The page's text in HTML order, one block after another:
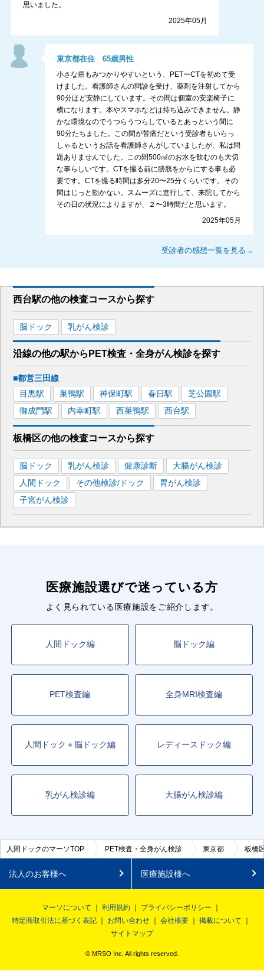
思いました。
2025年05月
東京都在住65歳男性
小さな癌もみつかりやすいという、PETーCTを初めて受
けました。看護師さんの問診を受け、薬剤を注射してから
90分ほど安静にしています。その間は個室の安楽椅子に
横になります。本やスマホなどは持ち込みできません。静
かな環境なのでうつらうつらしているとあっという間に
90分たちました。この間が苦痛だという受診者もいらっ
しゃるというお話を看護師さんがしていましたが、私は問
題ありませんでした。この間500㎖のお水を飲むのも大切
な事らしいです。CTを撮る前に膀胱をからにする事も必
要です。CTを撮る時間は多分20〜25分くらいです。その
間はじっと動かない。スムーズに進行して、来院してから
その日の状況によりますが、２〜3時間だと思います。
2025年05月
受診者の感想一覧を見る→
西台駅の他の検査コースから探す
脳ドック 乳がん検診
沿線の他の駅から PET検査・全身がん検診を探す
■都営三田線
目黒駅 巣鴨駅 神保町駅 春日駅 芝公園駅
御成門駅 内幸町駅 西巣鴨駅 西台駅
板橋区の他の検査コースから探す
脳ドック 乳がん検診 健康診断
大腸がん検診
人間ドック
その他検診/ドック
胃がん検診
子宮がん検診
医療施設選びで迷っている方
よく見られている医療施設をご紹介します。
人間ドック編 脳ドック編
PET検査編 全身MRI検査編
人間ドック＋脳ドック編 レディースドック編
乳がん検診編 大腸がん検診編
人間ドックのマーソTOP PET検査・全身がん検診 東京都 板橋
法人のお客様へ 医療施設様へ
マーソについて 利用規約
プライバシーポリシー
特定商取引法に基づく表記
お問い合わせ 会社概要
掲載について
サイトマップ
© MRSO Inc. All rights reserved.